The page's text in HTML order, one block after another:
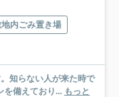
内ごみ置き場
知らない人が来た時で
を備えており... もっと